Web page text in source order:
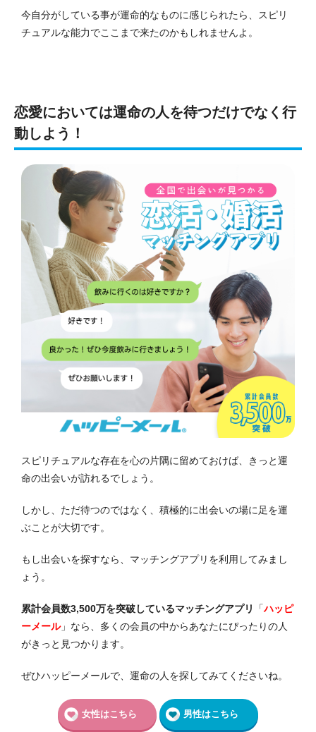
今自分がしている事が運命的なものに感じられたら、スピリ
チュアルな能力でここまで来たのかもしれませんよ。
恋愛においては運命の人を待つだけでなく行
動しよう！
スピリチュアルな存在を心の片隅に留めておけば、きっと運
命の出会いが訪れるでしょう。
しかし、ただ待つのではなく、積極的に出会いの場に足を運
ぶことが大切です。
もし出会いを探すなら、マッチングアプリを利用してみまし
ょう。
累計会員数3,500万を突破しているマッチングアプリ 「ハッピ
ーメール」なら、多くの会員の中からあなたにぴったりの人
がきっと見つかります。
ぜひハッピーメールで、運命の人を探してみてくださいね。
女性はこちら 男性はこちら